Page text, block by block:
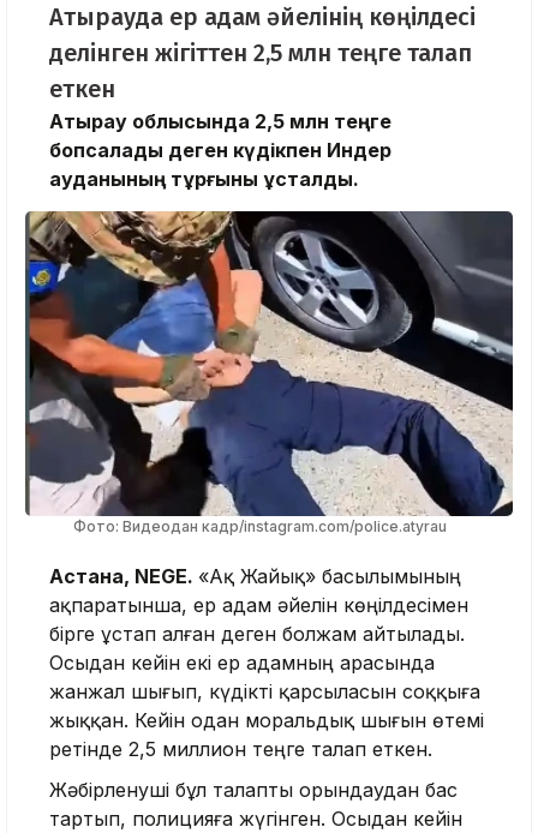
Атырауда ер адам әйелінің көңілдесі
делінген жігіттен 2,5 млн теңге талап
еткен
Атырау облысында 2,5 млн теңге
бопсалады деген күдікпен Индер
ауданының тұрғыны ұсталды.
Фото: Видеодан кадр/instagram.com/police.atyrau
Астана, NEGE. «Ақ Жайық» басылымының
ақпаратынша, ер адам әйелін көңілдесімен
бірге ұстап алған деген болжам айтылады.
Осыдан кейін екі ер адамның арасында
жанжал шығып, күдікті қарсыласын соққыға
жыққан. Кейін одан моральдық шығын өтемі
ретінде 2,5 миллион теңге талап еткен.
Жәбірленуші бұл талапты орындаудан бас
тартып, полицияға жүгінген. Осыдан кейін